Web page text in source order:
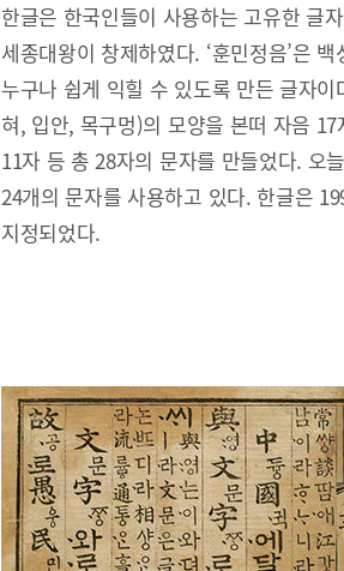
한글은 한국인들이 사용하는 고유한 글
세종대왕이 창제하였다. ‘훈민정음’은
누구나 쉽게 익힐 수 있도록 만든 글자
혀, 입안, 목구멍)의 모양을 본떠 자음
11자 등 총 28자의 문자를 만들었다. 오
24개의 문자를 사용하고 있다. 한글은
지정되었다.